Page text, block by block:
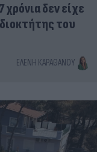
δεν είχε
του
ΕΛΈΝΗ ΚΑΡΑΘΆΝΟΥ